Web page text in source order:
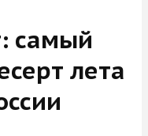
самый
лета